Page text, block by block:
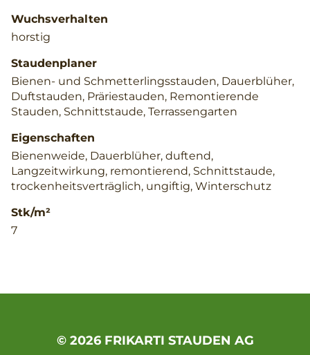
Wuchsverhalten
horstig
Staudenplaner
Bienen- und Schmetterlingsstauden, Dauerblüher,
Duftstauden, Präriestauden, Remontierende
Stauden, Schnittstaude, Terrassengarten
Eigenschaften
Bienenweide, Dauerblüher, duftend,
Langzeitwirkung, remontierend, Schnittstaude,
trockenheitsverträglich, ungiftig, Winterschutz
Stk/m²
7
© 2026 FRIKARTI STAUDEN AG